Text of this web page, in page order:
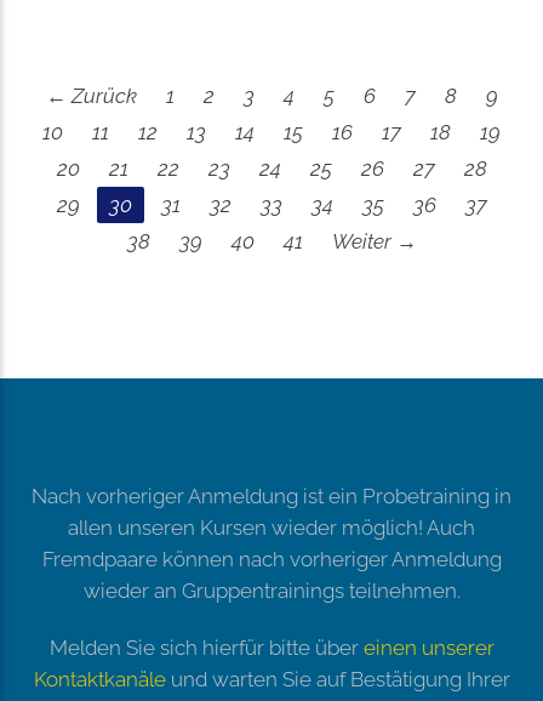
← Zurück 1 2 3 4 5 6 7 8
9
10
11 12 13 14 15 16 17 18
19
20
21 22 23 24 25 26 27
28
29
30 31 32 33 34 35 36
37
38
39 40 41 Weiter →
Nach vorheriger Anmeldung ist ein Probetraining in
allen unseren Kursen wieder möglich! Auch
Fremdpaare können nach vorheriger Anmeldung
wieder an Gruppentrainings teilnehmen.
Melden Sie sich hierfür bitte über einen unserer
Kontaktkanäleund warten Sie auf Bestätigung Ihrer